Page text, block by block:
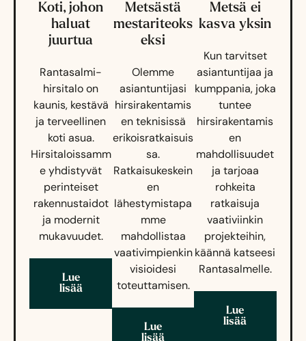
Koti, johon
haluat
juurtua
Rantasalmi-
hirsitalo on
kaunis, kestävä
ja terveellinen
koti asua.
Hirsitaloissamm
e yhdistyvät
perinteiset
rakennustaidot
ja modernit
mukavuudet.
Lue
lisää
Metsästä
mestariteoks
eksi
Olemme
asiantuntijasi
hirsirakentamis
en teknisissä
erikoisratkaisuis
sa.
Ratkaisukeskein
en
lähestymistapa
mme
mahdollistaa
vaativimpienkin
visioidesi
toteuttamisen.
Lue
lisää
Metsä ei
kasva yksin
Kun tarvitset
asiantuntijaa ja
kumppania, joka
tuntee
hirsirakentamis
en
mahdollisuudet
ja tarjoaa
rohkeita
ratkaisuja
vaativiinkin
projekteihin,
käännä katseesi
Rantasalmelle.
Lue
lisää